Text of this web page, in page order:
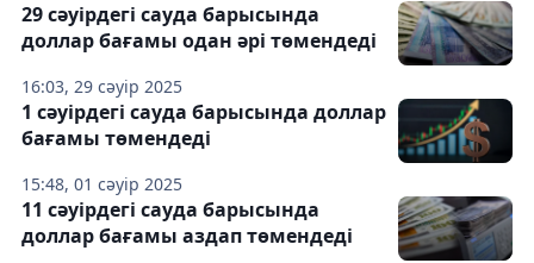
16:03, 29 сәуір 2025
29 сәуірдегі сауда барысында
доллар бағамы одан әрі төмендеді
15:48, 01 сәуір 2025
1 сәуірдегі сауда барысында доллар
бағамы төмендеді
11 сәуірдегі сауда барысында
доллар бағамы аздап төмендеді